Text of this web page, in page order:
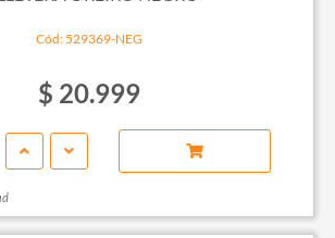
Cód: 529369-NEG
$ 20.999